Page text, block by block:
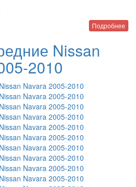
Подробнее
Nissan
2010